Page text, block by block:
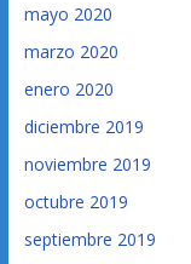
mayo 2020
marzo 2020
enero 2020
diciembre 2019
noviembre 2019
octubre 2019
septiembre 2019